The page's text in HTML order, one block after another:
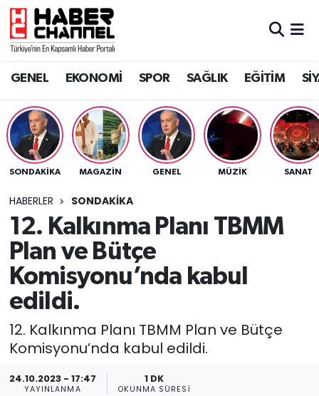
GENEL EKONOMİ SPOR SAĞLIK EĞİTİM
SONDAKIKA MAGAZİN GENEL MÜZİK SANAT
HABERLER SONDAKIKA
12. Kalkınma Planı TBMM
Plan ve Bütçe
Komisyonu’nda kabul
edildi.
12. Kalkınma Planı TBMM Plan ve Bütçe
Komisyonu’nda kabul edildi.
24.10.2023 - 17:47
YAYINLANMA
1 DK
OKUNMA SÜRESI
GENEL
SPOR
SAĞLIK
EĞİTİM
SİYASET
MAGAZİN
Nöbetçi Eczaneler
Trafik Durumu
Süper Lig Puan Durumu ve Fikstür
Tüm Manşetler
Son Dakika Haberleri
Haber Arşivi